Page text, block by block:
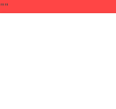
""